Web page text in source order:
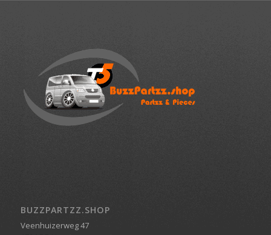
BUZZPARTZZ.SHOP
Veenhuizerweg 47